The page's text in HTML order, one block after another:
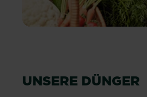
UNSERE DÜNGER